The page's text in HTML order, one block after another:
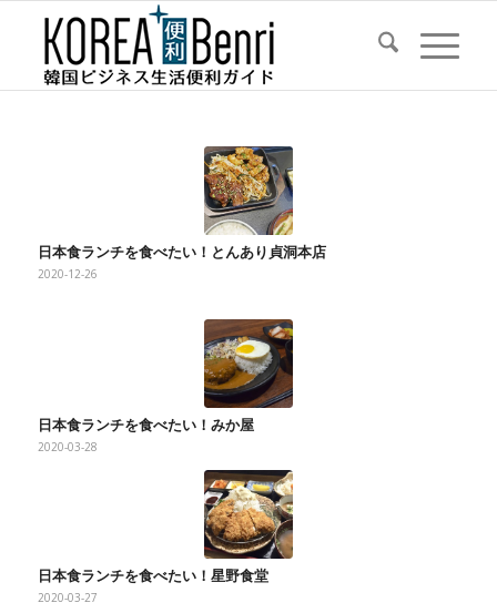
日本食ランチを食べたい！とんあり貞洞本店
2020-12-26
日本食ランチを食べたい！みか屋
2020-03-28
日本食ランチを食べたい！星野食堂
2020-03-27